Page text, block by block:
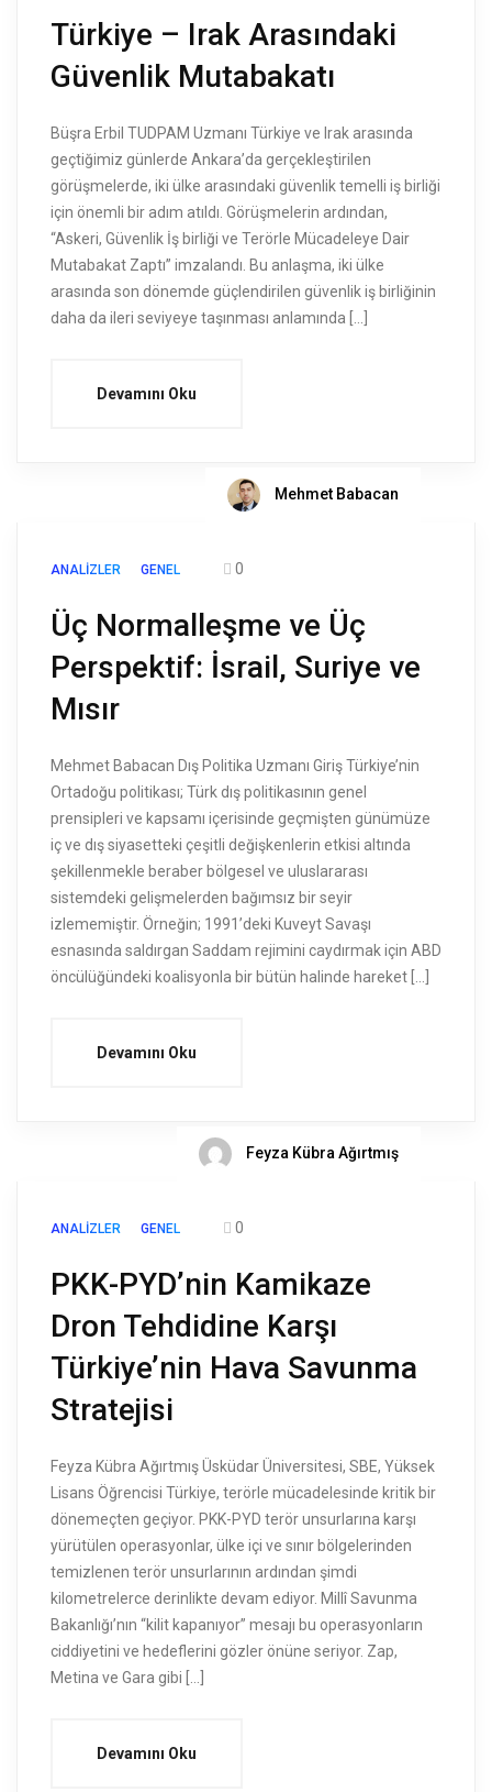
Türkiye – Irak Arasındaki
Güvenlik Mutabakatı
Büşra Erbil TUDPAM Uzmanı Türkiye ve Irak arasında
geçtiğimiz günlerde Ankara’da gerçekleştirilen
görüşmelerde, iki ülke arasındaki güvenlik temelli iş birliği
için önemli bir adım atıldı. Görüşmelerin ardından,
“Askeri, Güvenlik İş birliği ve Terörle Mücadeleye Dair
Mutabakat Zaptı” imzalandı. Bu anlaşma, iki ülke
arasında son dönemde güçlendirilen güvenlik iş birliğinin
daha da ileri seviyeye taşınması anlamında […]
Devamını Oku
Mehmet Babacan
ANALIZLER GENEL 0
Üç Normalleşme ve Üç
Perspektif: İsrail, Suriye ve
Mısır
Mehmet Babacan Dış Politika Uzmanı Giriş Türkiye’nin
Ortadoğu politikası; Türk dış politikasının genel
prensipleri ve kapsamı içerisinde geçmişten günümüze
iç ve dış siyasetteki çeşitli değişkenlerin etkisi altında
şekillenmekle beraber bölgesel ve uluslararası
sistemdeki gelişmelerden bağımsız bir seyir
izlememiştir. Örneğin; 1991’deki Kuveyt Savaşı
esnasında saldırgan Saddam rejimini caydırmak için ABD
öncülüğündeki koalisyonla bir bütün halinde hareket […]
Devamını Oku
Feyza Kübra Ağırtmış
ANALIZLER GENEL 0
PKK-PYD’nin Kamikaze
Dron Tehdidine Karşı
Türkiye’nin Hava Savunma
Stratejisi
Feyza Kübra Ağırtmış Üsküdar Üniversitesi, SBE, Yüksek
Lisans Öğrencisi Türkiye, terörle mücadelesinde kritik bir
dönemeçten geçiyor. PKK-PYD terör unsurlarına karşı
yürütülen operasyonlar, ülke içi ve sınır bölgelerinden
temizlenen terör unsurlarının ardından şimdi
kilometrelerce derinlikte devam ediyor. Millî Savunma
Bakanlığı’nın “kilit kapanıyor” mesajı bu operasyonların
ciddiyetini ve hedeflerini gözler önüne seriyor. Zap,
Metina ve Gara gibi […]
Devamını Oku